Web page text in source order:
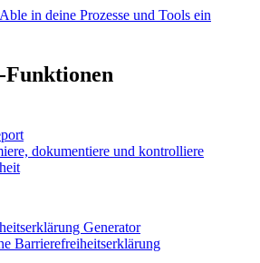
in deine Prozesse und Tools ein
Funktionen
dokumentiere und kontrolliere
Generator
Barrierefreiheitserklärung